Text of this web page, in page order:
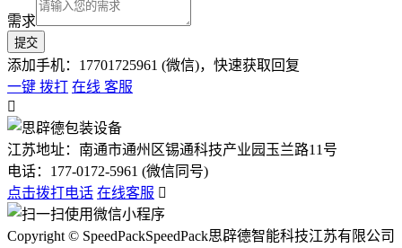
需求
添加手机：17701725961 (微信)，快速获取回复
一键 拨打 在线 客服

江苏地址：南通市通州区锡通科技产业园玉兰路11号
电话： 177-0172-5961 (微信同号)
点击拨打电话 在线客服 
Copyright © SpeedPackSpeedPack思辟德智能科技江苏有限公司